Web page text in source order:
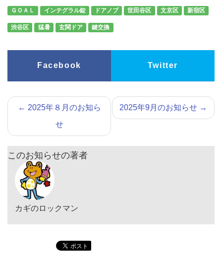
ＧＯＡＬ インテグラル錠 ドアノブ 世田谷区 文京区 新宿区
渋谷区 猛暑 玄関ドア 鍵交換
Facebook Twitter
← 2025年８月のお知ら
せ
2025年9月のお知らせ →
このお知らせの著者
カギのロックマン